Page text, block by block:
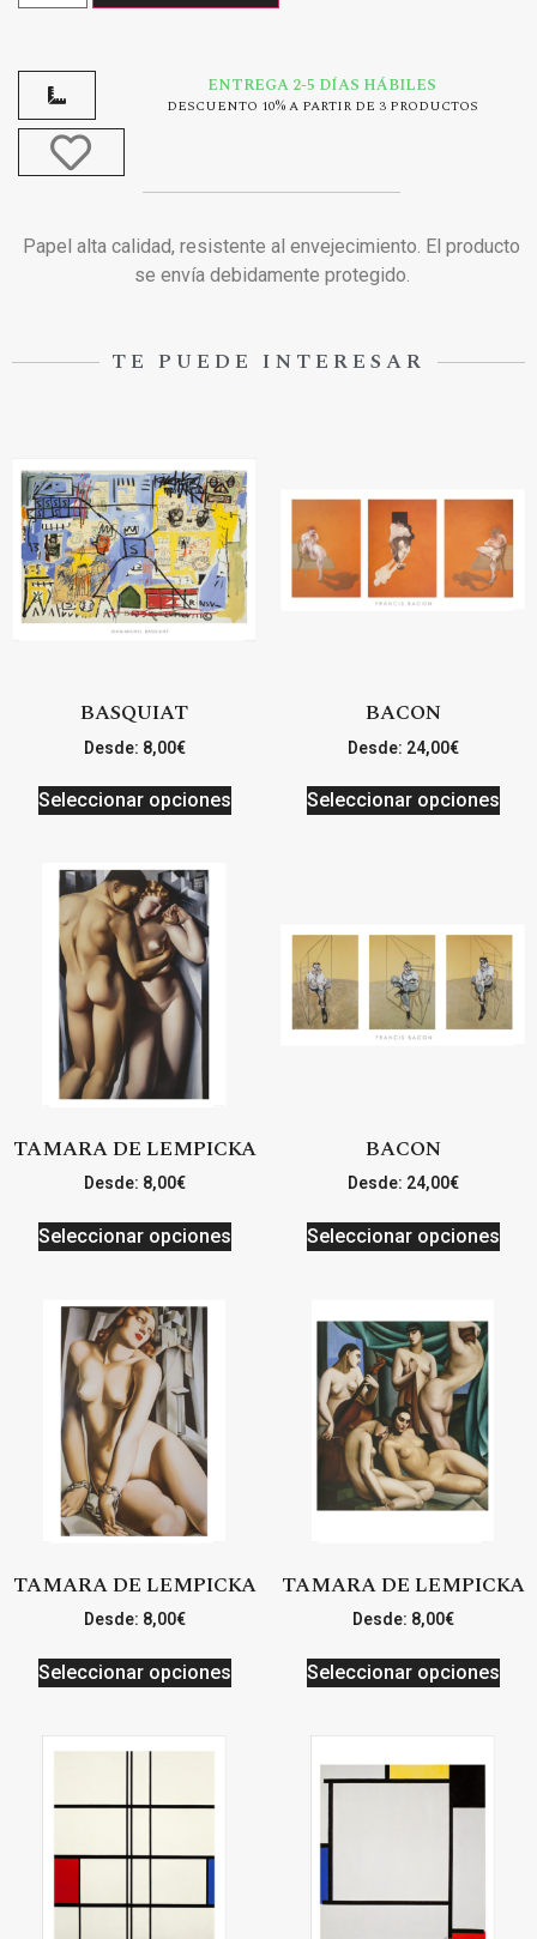
ENTREGA 2-5 DÍAS HÁBILES
DESCUENTO 10% A PARTIR DE 3 PRODUCTOS
Papel alta calidad, resistente al envejecimiento. El producto
se envía debidamente protegido.
TE PUEDE INTERESAR
BASQUIAT
Desde: 8,00€
Seleccionar opciones
BACON
Desde: 24,00€
Seleccionar opciones
TAMARA DE LEMPICKA
Desde: 8,00€
Seleccionar opciones
BACON
Desde: 24,00€
Seleccionar opciones
TAMARA DE LEMPICKA
Desde: 8,00€
Seleccionar opciones
TAMARA DE LEMPICKA
Desde: 8,00€
Seleccionar opciones